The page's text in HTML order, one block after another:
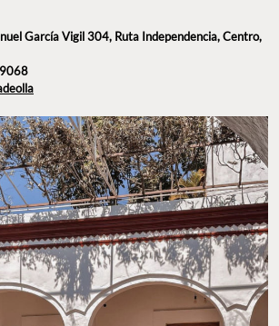
García Vigil 304, Ruta Independencia, Centro,